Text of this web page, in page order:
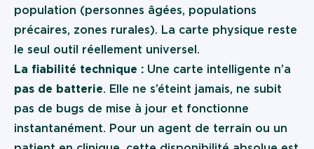
population (personnes âgées, populations
précaires, zones rurales). La carte physique reste
le seul outil réellement universel.
La fiabilité technique : Une carte intelligente n’a
pas de batterie. Elle ne s’éteint jamais, ne subit
pas de bugs de mise à jour et fonctionne
instantanément. Pour un agent de terrain ou un